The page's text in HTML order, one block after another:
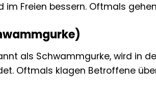
im Freien bessern. Oftmals
als Schwammgurke, wird in
Oftmals klagen Betroffene